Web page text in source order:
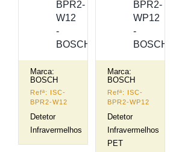
Marca:
BOSCH
Refª: ISC-
BPR2-W12
Detetor
Infravermelhos
Marca:
BOSCH
Refª: ISC-
BPR2-WP12
Detetor
Infravermelhos
PET